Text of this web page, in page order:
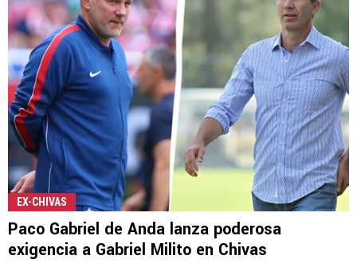
EX-CHIVAS
Paco Gabriel de Anda lanza poderosa
exigencia a Gabriel Milito en Chivas